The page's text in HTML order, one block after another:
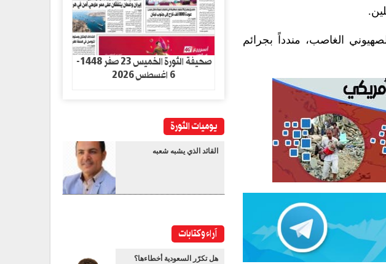
الغاصب، مندداً بجرائم
صحيفة الثورة الخميس 23 صفر 1448-
6 اغسطس 2026
يوميات الثورة
القائد الذي يشبه شعبه
آراء وكتابات
هل تكرّر السعودية أخطاءها؟